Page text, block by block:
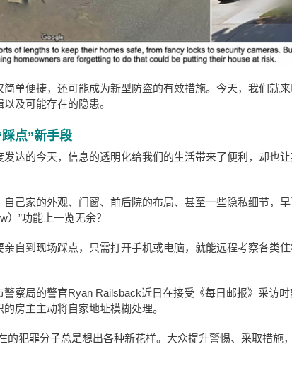
简单便捷，还可能成为新型防盗的有效措施。今天，我们就
及可能存在的隐患。
点”新手段
发达的今天，信息的透明化给我们的生活带来了便利，却也
自己家的外观、门窗、前后院的布局、甚至一些隐私细节，
）”功能上一览无余？
亲自到现场踩点，只需打开手机或电脑，就能远程考察各类
警察局的警官Ryan Railsback近日在接受《每日邮报》采访
房主主动将自家地址模糊处理。
的犯罪分子总是想出各种新花样。大众提升警惕、采取措施